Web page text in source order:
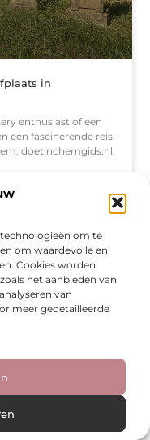
om te
om waardevolle en
Cookies worden
het aanbieden van
van
meer gedetailleerde
in
enthusiast of een
een fascinerende reis
doetinchemgids.nl.